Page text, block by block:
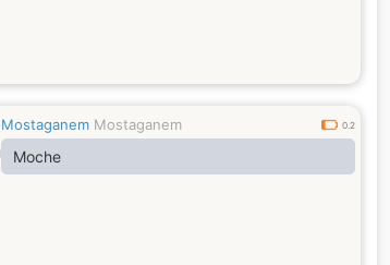
Mostaganem Mostaganem 0.2
Moche